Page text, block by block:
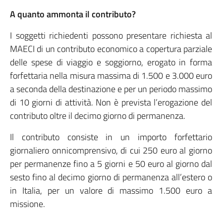
A quanto ammonta il contributo?
I soggetti richiedenti possono presentare richiesta al
MAECI di un contributo economico a copertura parziale
delle spese di viaggio e soggiorno, erogato in forma
forfettaria nella misura massima di 1.500 e 3.000 euro
a seconda della destinazione e per un periodo massimo
di 10 giorni di attività. Non è prevista l’erogazione del
contributo oltre il decimo giorno di permanenza.
Il contributo consiste in un importo forfettario
giornaliero onnicomprensivo, di cui 250 euro al giorno
per permanenze fino a 5 giorni e 50 euro al giorno dal
sesto fino al decimo giorno di permanenza all’estero o
in Italia, per un valore di massimo 1.500 euro a
missione.